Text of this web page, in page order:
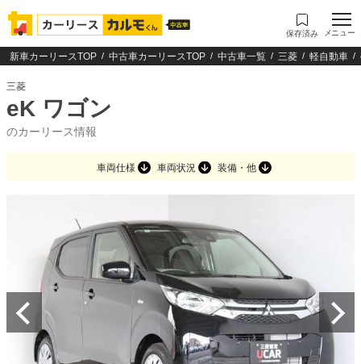
保存済み メニュー
新車カーリースTOP 中古車カーリースTOP 中古車一覧 三菱 軽自動車
三菱
eK ワゴン
のカーリース情報
車両仕様 車両状況 装備・他